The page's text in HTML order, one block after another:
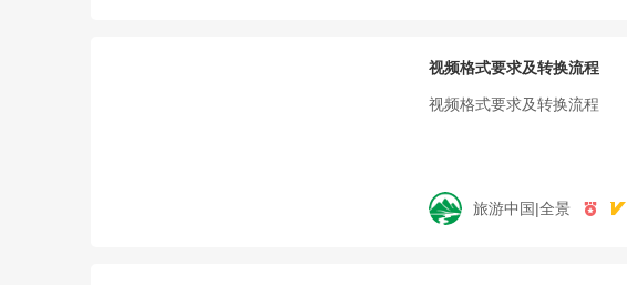
视频格式要求及转换流程
视频格式要求及转换流程
旅游中国|全景